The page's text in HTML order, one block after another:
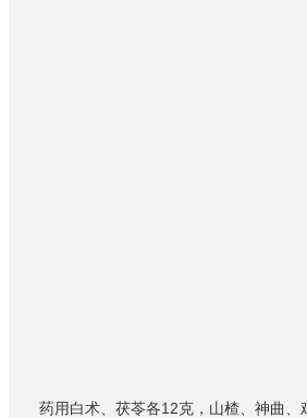
药用白术、茯苓各12克，山楂、神曲、鸡